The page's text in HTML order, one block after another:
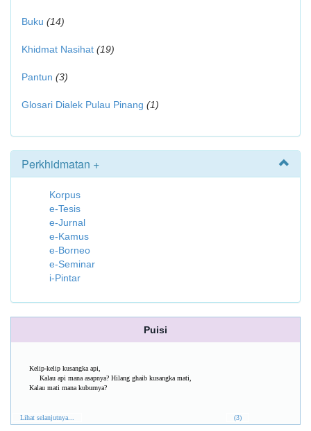
Buku (14)
Khidmat Nasihat (19)
Pantun (3)
Glosari Dialek Pulau Pinang (1)
Perkhidmatan +
Korpus
e-Tesis
e-Jurnal
e-Kamus
e-Borneo
e-Seminar
i-Pintar
Puisi
Kelip-kelip kusangka api,
Kalau api mana asapnya? Hilang ghaib kusangka mati,
Kalau mati mana kuburnya?
Lihat selanjutnya... (3)